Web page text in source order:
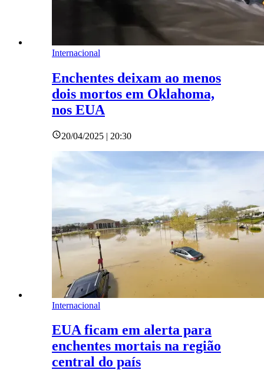
Internacional
Enchentes deixam ao menos
dois mortos em Oklahoma,
nos EUA
20/04/2025 | 20:30
Internacional
EUA ficam em alerta para
enchentes mortais na região
central do país